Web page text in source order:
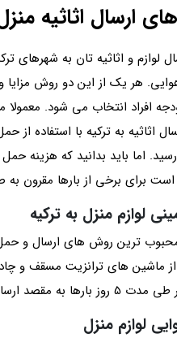
ارسال اثاثیه
لوازم و اثاثیه تان به
هر یک از این دو روش مزایا و
افراد انتخاب می شود.
اثاثیه به ترکیه با استفاده
اما باید بدانید که هزینه
برای برخی از بارها مقرون به
لوازم منزل به ترکیه
ترین روش های ارسال و
از ماشین های ترانزیت مسقف و
به مقصد ارسال می شوند.
لوازم منزل